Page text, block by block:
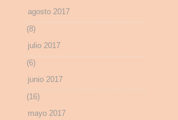
agosto 2017
(8)
julio 2017
(6)
junio 2017
(16)
mayo 2017